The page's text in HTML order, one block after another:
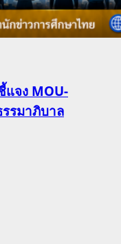
แจง MOU-
รมาภิบาล